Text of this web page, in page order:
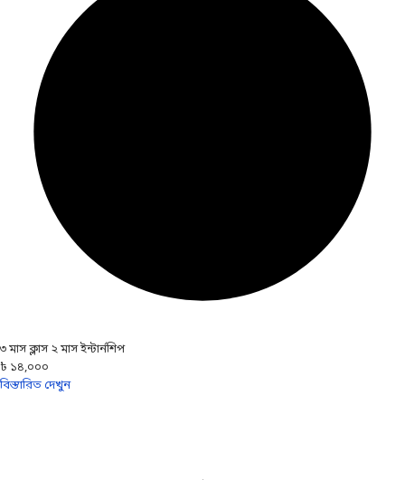
৩ মাস ক্লাস ২ মাস ইন্টার্নশিপ
৳ ১৪,০০০
বিস্তারিত দেখুন